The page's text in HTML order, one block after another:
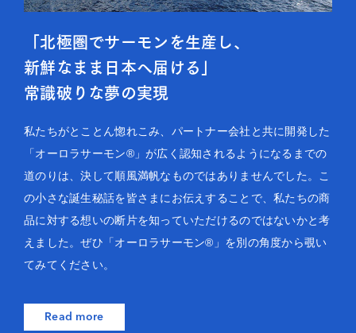
「北極圏でサーモンを生産し、
新鮮なまま日本へ届ける」
常識破りな夢の実現
私たちがとことん惚れこみ、パートナー会社と共に開発した
「オーロラサーモン®」が広く認知されるようになるまでの
道のりは、決して順風満帆なものではありませんでした。こ
の小さな誕生秘話を皆さまにお伝えすることで、私たちの商
品に対する想いの断片を知っていただけるのではないかと考
えました。ぜひ「オーロラサーモン®」を別の角度から覗い
てみてください。
Read more